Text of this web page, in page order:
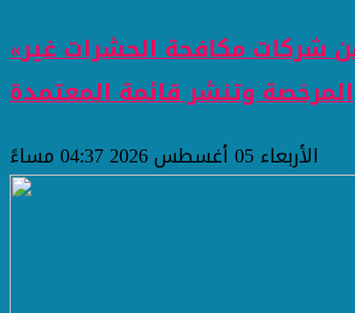
«الصحة» تحذر من شركات مكافحة الحشرات غير
المرخصة وتنشر قائمة المعتمدة
الأربعاء 05 أغسطس 2026 04:37 مساءً